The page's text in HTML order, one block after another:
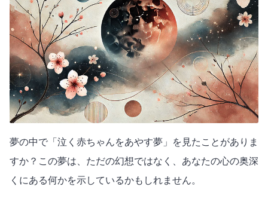
夢の中で「泣く赤ちゃんをあやす夢」を見たことがありま
すか？この夢は、ただの幻想ではなく、あなたの心の奥深
くにある何かを示しているかもしれません。